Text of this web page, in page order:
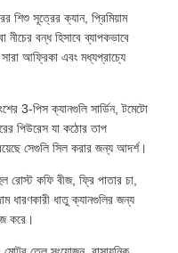
শিশু সূত্রের ক্যান, প্রিমিয়াম
বন্ধ হিসাবে ব্যাপকভাবে
আফ্রিকা এবং মধ্যপ্রাচ্যে
3-পিস ক্যানগুলি সার্ডিন, টমেটো
পিউরেস যা কঠোর তাপ
সেগুলি সিল করার জন্য আদর্শ।
রোস্ট কফি বীজ, ফ্রি পাতার চা,
ধারণকারী ধাতু ক্যানগুলির জন্য
করে।